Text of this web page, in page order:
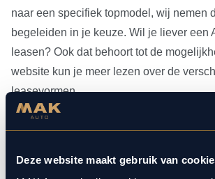
Deze website maakt gebruik van
naar een specifiek topmodel, wij nemen
begeleiden in je keuze. Wil je liever een
leasen? Ook dat behoort tot de
website kun je meer lezen over de
leasevormen.
Heb je je Audi occasion eenmaal
aangesloten bij Bosch Car Service,